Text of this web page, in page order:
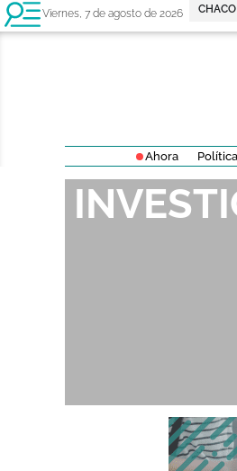
Viernes, 7 de agosto de 2026 CHACO
Ahora Política